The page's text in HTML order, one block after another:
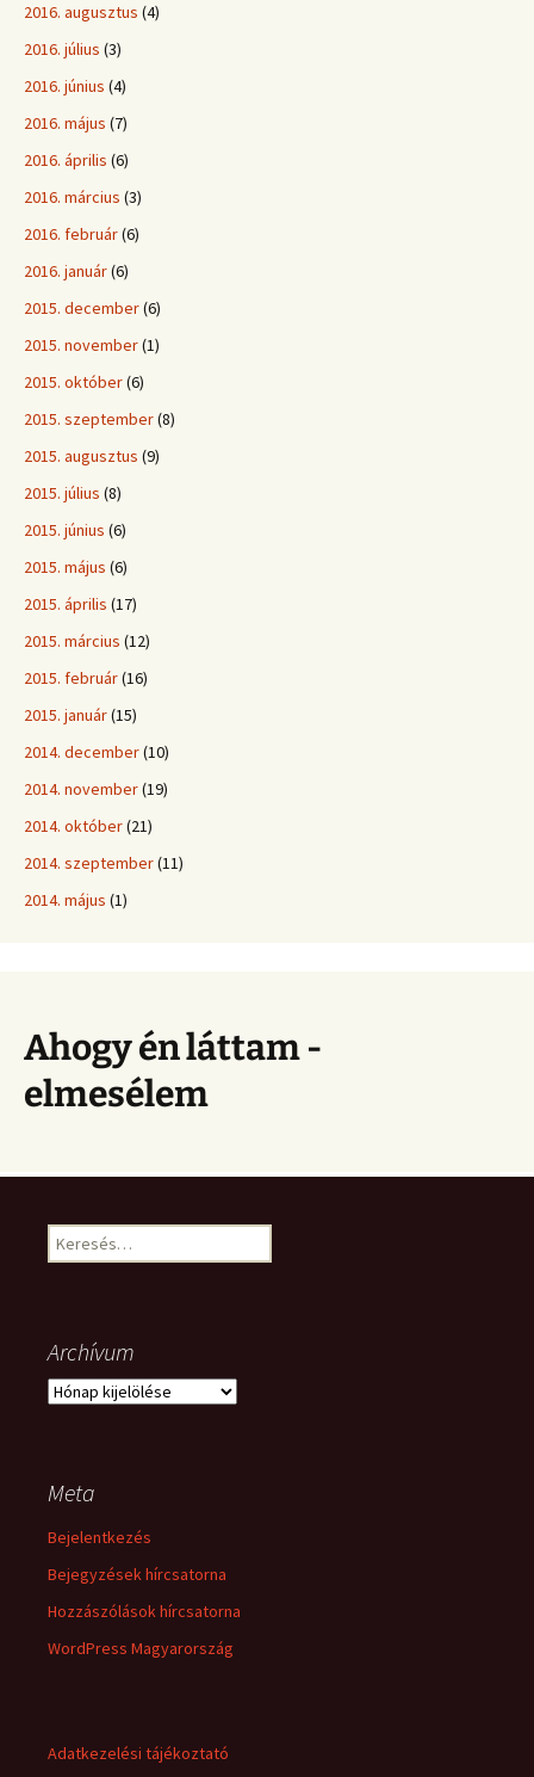
2016. augusztus (4)
2016. július (3)
2016. június (4)
2016. május (7)
2016. április (6)
2016. március (3)
2016. február(6)
2016. január(6)
2015. december(6)
2015. november(1)
2015. október(6)
2015. szeptember(8)
2015. augusztus (9)
2015. július (8)
2015. június (6)
2015. május (6)
2015. április (17)
2015. március (12)
2015. február(16)
2015. január(15)
2014. december(10)
2014. november(19)
2014. október(21)
2014. szeptember(11)
2014. május (1)
Ahogy én láttam -
elmesélem
Keresés:
Archívum
Archívum
Meta
Bejelentkezés
Bejegyzések hírcsatorna
Hozzászólások hírcsatorna
WordPress Magyarország
Adatkezelési tájékoztató